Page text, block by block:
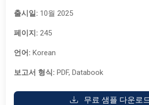
출시일: 10월 2025
페이지: 245
언어: Korean
보고서 형식: PDF, Databook
무료 샘플 다운로